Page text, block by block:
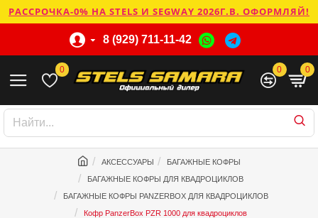
РАССРОЧКА-0% НА STELS И SEGWAY 2026Г.В. ОФОРМЛЯЙ!
8 (929) 711-11-42
0 0 0
АКСЕССУАРЫ
БАГАЖНЫЕ КОФРЫ
БАГАЖНЫЕ КОФРЫ ДЛЯ КВАДРОЦИКЛОВ
БАГАЖНЫЕ КОФРЫ PANZERBOX ДЛЯ КВАДРОЦИКЛОВ
Кофр PanzerBox PZR 1000 для квадроциклов